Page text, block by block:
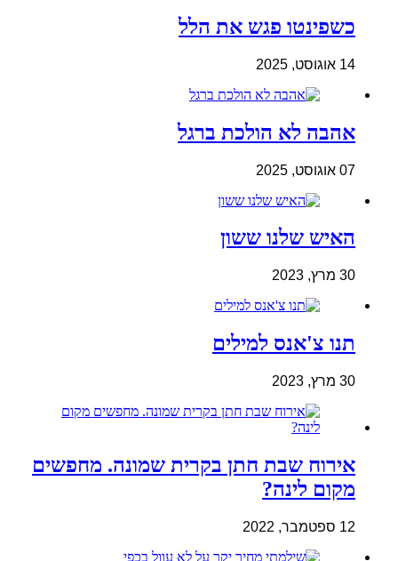
כשפינטו פגש את הלל
14 אוגוסט, 2025
אהבה לא הולכת ברגל
07 אוגוסט, 2025
האיש שלנו ששון
30 מרץ, 2023
תנו צ'אנס למילים
30 מרץ, 2023
אירוח שבת חתן בקרית שמונה. מחפשים
מקום לינה?
12 ספטמבר, 2022